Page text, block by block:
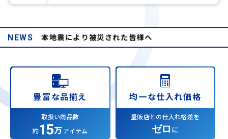
NEWS
8年熊本地震により被災された皆様へ
豊富な品揃え
取扱い商品数
約15万アイテム
均一な仕入れ価格
量販店との仕入れ格差を
ゼロ に